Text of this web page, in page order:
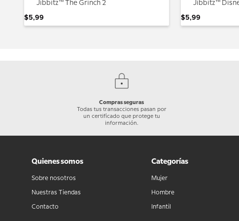
Jibbitz™ The Grinch 2
$5,99
Jibbitz™
$5,99
Compras seguras
Todas tus transacciones pasan por
un certificado que protege tu
información.
Quienes somos
Sobre nosotros
Nuestras Tiendas
Contacto
Categorías
Mujer
Hombre
Infantil